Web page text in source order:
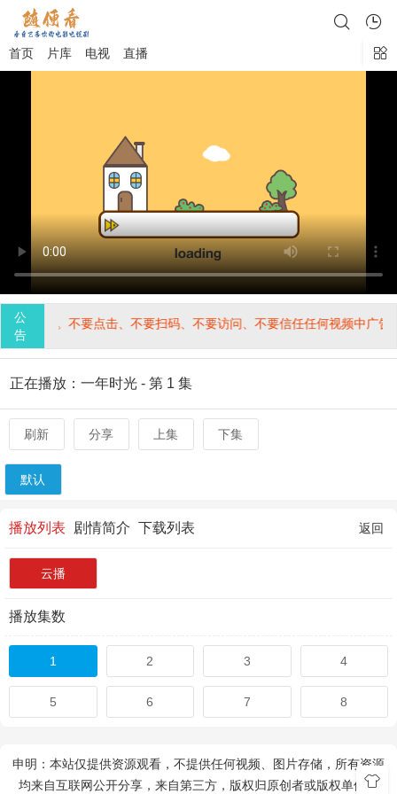
首页 片库 电视 直播
公
告
站无关。不要点击、不要扫码、不要访问、不要信任任何视频中广告
正在播放：一年时光 - 第 1 集
刷新 分享 上集 下集
默认
播放列表 剧情简介 下载列表 返回
云播
播放集数
1 2 3 4
5 6 7 8
申明：本站仅提供资源观看，不提供任何视频、图片存储，所有资源
均来自互联网公开分享，来自第三方，版权归原创者或版权单位所